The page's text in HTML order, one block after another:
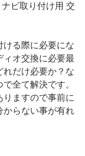
ビ取り付け用 交
る際に必要にな
ィオ交換に必要最
だけ必要か？な
全て解決です。
ますので事前に
からない事が有れ